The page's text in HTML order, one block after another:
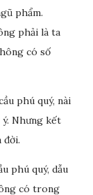
phẩm.
phải là ta
có số
phú quý, nài
Nhưng kết
đời.
phú quý, dẫu
có trong